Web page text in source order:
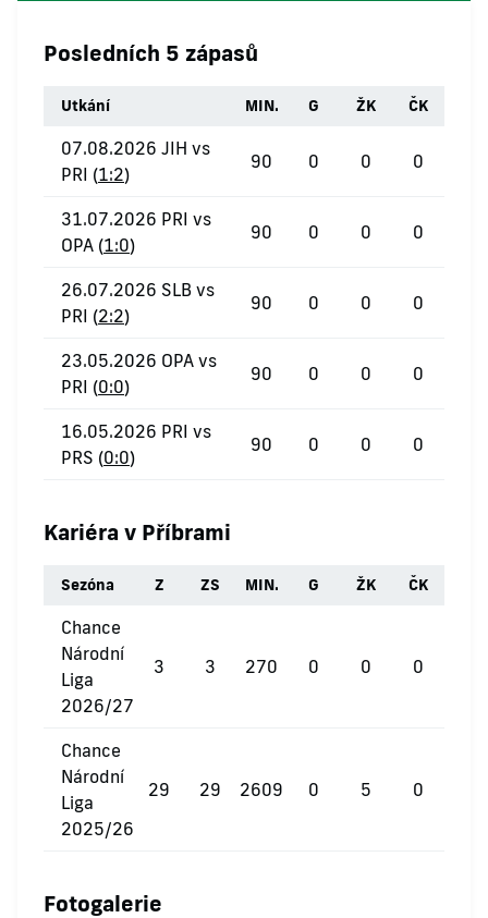
Posledních 5 zápasů
Utkání MIN. G ŽK ČK
07.08.2026 JIH vs
PRI (1:2)
90 0 0 0
31.07.2026 PRI vs
OPA (1:0)
90 0 0 0
26.07.2026 SLB vs
PRI (2:2)
90 0 0 0
23.05.2026 OPA vs
PRI (0:0)
90 0 0 0
16.05.2026 PRI vs
PRS (0:0)
90 0 0 0
Kariéra v Příbrami
Sezóna Z ZS MIN. G ŽK ČK
Chance
Národní
Liga
2026/27
3 3 270 0 0 0
Chance
Národní
Liga
2025/26
29 29 2609 0 5 0
Fotogalerie